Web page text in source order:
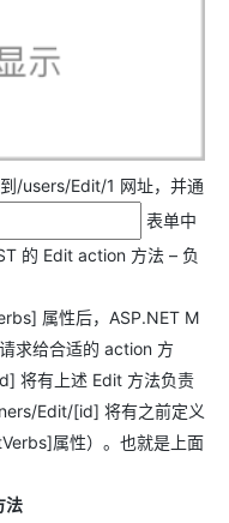
/users/Edit/1 网址，并通
表单中
的 Edit action 方法 – 负
属性后，ASP.NET M
求给合适的 action 方
将有上述 Edit 方法负责
Edit/[id] 将有之前定义
属性）。也就是上面
法